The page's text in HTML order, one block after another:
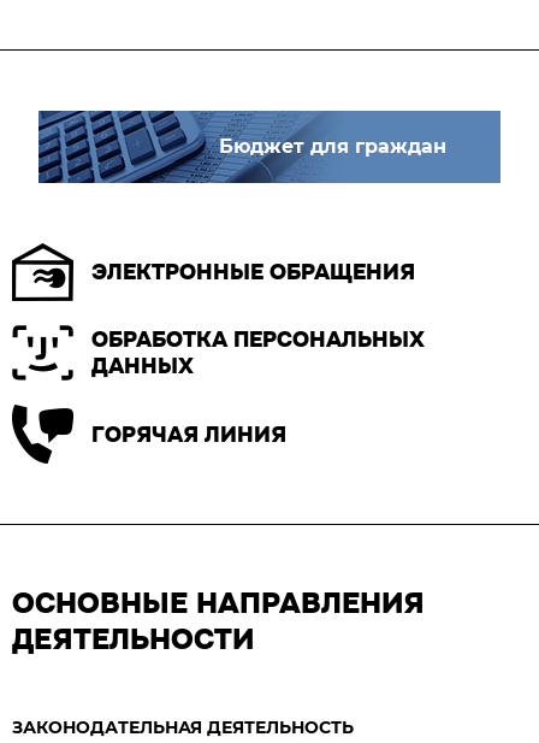
Бюджет для граждан
ЭЛЕКТРОННЫЕ ОБРАЩЕНИЯ
ОБРАБОТКА ПЕРСОНАЛЬНЫХ
ДАННЫХ
ГОРЯЧАЯ ЛИНИЯ
ОСНОВНЫЕ НАПРАВЛЕНИЯ
ДЕЯТЕЛЬНОСТИ
ЗАКОНОДАТЕЛЬНАЯ ДЕЯТЕЛЬНОСТЬ